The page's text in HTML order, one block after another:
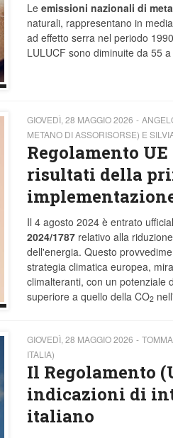
Le emissioni nazionali di
naturali, rappresentano in
ad effetto serra nel periodo
LULUCF sono diminuite da 55
GIOVEDÌ, 28 MAGGIO 2026
METANO DI ASSORISORSE) E
Regolamento
risultati della
Il 4 agosto 2024 è entrato
2024/1787relativo alla
dell'energia. Questo
strategia climatica europea,
climalteranti, con un potenziale
superiore a quello della CO2
GIOVEDÌ, 28 MAGGIO 2026
ITALIA)
Il Regolamento
indicazioni di
italiano